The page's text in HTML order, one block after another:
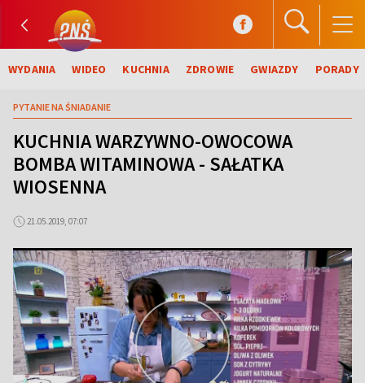
WYDANIA WIDEO KUCHNIA ZDROWIE GWIAZDY PORADY
PYTANIE NA ŚNIADANIE
KUCHNIA WARZYWNO-OWOCOWA
BOMBA WITAMINOWA - SAŁATKA
WIOSENNA
21.05.2019, 07:07